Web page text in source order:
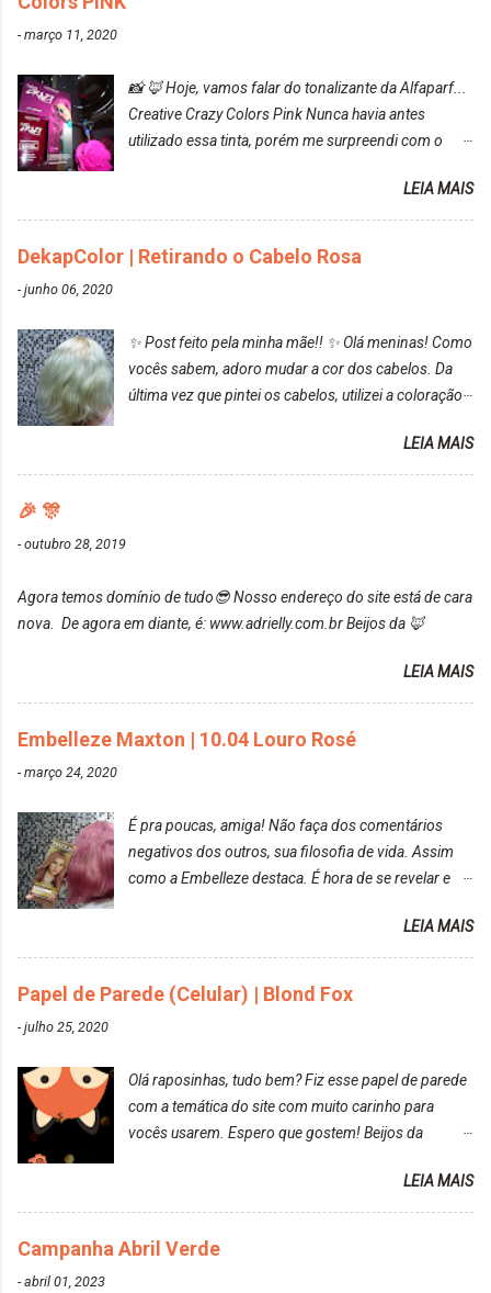
-março 11, 2020
📸 🦊 Hoje, vamos falar do tonalizante da Alfaparf...
Creative Crazy Colors Pink Nunca havia antes
utilizado essa tinta, porém me surpreendi com o
turquesa (meio desbotado), e após a utilização meu
cabelo ficou roxo com mechinhas azul, rosa e meio
cinza... FICOU LINDOOOOO!!! Cabelo antes: Cabelo
depois: Bom, sobre a tinta, eu achei ela muito liquida,
tinta ficava manchado. Meu banheiro inteiro ficou
rosa, minha mão, meu corpo todo, porém, ela tem
uma fixação muito boa (Deu para perceber kkk) Sem
LEIA MAIS
DekapColor | Retirando o Cabelo Rosa
-junho 06, 2020
✨ Post feito pela minha mãe!! ✨ Olá meninas! Como
vocês sabem, adoro mudar a cor dos cabelos. Da
última vez que pintei os cabelos, utilizei a coloração
ressaltar que meu cabelo estava platinado. O tom
ficou um rosa antigo, cobriu muito bem e não
de inúmeras lavagens, meu cabelo teve um bom
desbotamento da cor, ele ficou um rosa bem suave,
DekapColor. Adorei o resultado da limpeza. Ficou
DekapColor "Minha mãe é lindaaaaa" Para quem
não conhece, o DekapColor é um p...
LEIA MAIS
🎉 🎊
-outubro 28, 2019
Agora temos domínio de tudo😎 Nosso endereço do site está de cara
nova. De agora em diante, é: www.adrielly.com.br Beijos da 🦊
LEIA MAIS
Embelleze Maxton | 10.04 Louro Rosé
-março 24, 2020
É pra poucas, amiga! Não faça dos comentários
negativos dos outros, sua filosofia de vida. Assim
como a Embelleze destaca. É hora de se revelar e
vip Maxton liberdade para ser mais você Loiro Rosé
10.04. Após 30 minutos no cabelo, retirei o excesso
da tintura no banho e notei que os fios estavam
ressecados (Já ensinamos aqui no site, uma
caseira-cronograma-capilar.html ). Foi difícil retirar o
excesso. É uma tintura fácil de aplicar, o cheiro é
agradável. Cabelo antes da descoloração da raiz:
LIBERDADE PARA SER MAIS VOCÊ 10.04 LOURO
LEIA MAIS
Papel de Parede (Celular) | Blond Fox
-julho 25, 2020
Olá raposinhas, tudo bem? Fiz esse papel de parede
com a temática do site com muito carinho para
vocês usarem. Espero que gostem! Beijos da
LEIA MAIS
Campanha Abril Verde
-abril 01, 2023